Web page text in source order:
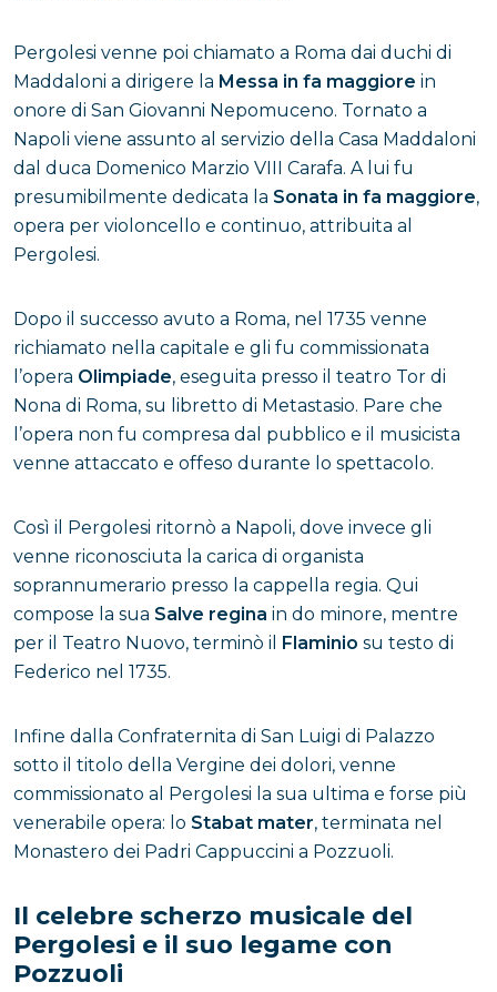
Pergolesi venne poi chiamato a Roma dai duchi di
Maddaloni a dirigere la Messa in fa maggiore in
onore di San Giovanni Nepomuceno. Tornato a
Napoli viene assunto al servizio della Casa Maddaloni
dal duca Domenico Marzio VIII Carafa. A lui fu
presumibilmente dedicata la Sonata in fa maggiore,
opera per violoncello e continuo, attribuita al
Pergolesi.
Dopo il successo avuto a Roma, nel 1735 venne
richiamato nella capitale e gli fu commissionata
l’opera Olimpiade, eseguita presso il teatro Tor di
Nona di Roma, su libretto di Metastasio. Pare che
l’opera non fu compresa dal pubblico e il musicista
venne attaccato e offeso durante lo spettacolo.
Così il Pergolesi ritornò a Napoli, dove invece gli
venne riconosciuta la carica di organista
soprannumerario presso la cappella regia. Qui
compose la sua Salve regina in do minore, mentre
per il Teatro Nuovo, terminò il Flaminio su testo di
Federico nel 1735.
Infine dalla Confraternita di San Luigi di Palazzo
sotto il titolo della Vergine dei dolori, venne
commissionato al Pergolesi la sua ultima e forse più
venerabile opera: lo Stabat mater, terminata nel
Monastero dei Padri Cappuccini a Pozzuoli.
Il celebre scherzo musicale del
Pergolesi e il suo legame con
Pozzuoli